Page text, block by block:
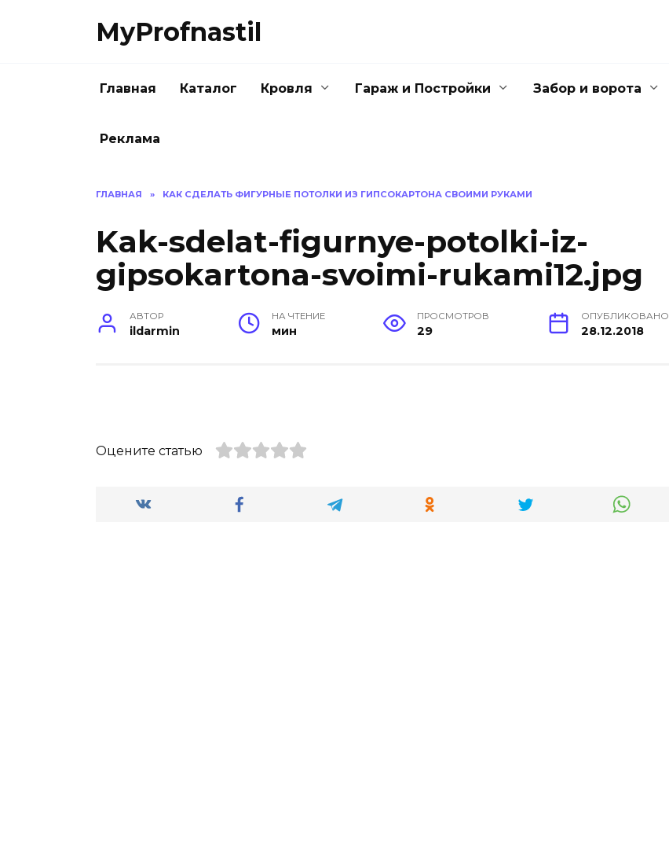
MyProfnastil
Главная Каталог Кровля Гараж и Постройки Забор и ворота
Реклама
ГЛАВНАЯ » КАК СДЕЛАТЬ ФИГУРНЫЕ ПОТОЛКИ ИЗ ГИПСОКАРТОНА СВОИМИ РУКАМИ
Kak-sdelat-figurnye-potolki-iz-
gipsokartona-svoimi-rukami12.jpg
АВТОР
ildarmin
НА ЧТЕНИЕ
мин
ПРОСМОТРОВ
29
ОПУБЛИКОВАНО
28.12.2018
Оцените статью